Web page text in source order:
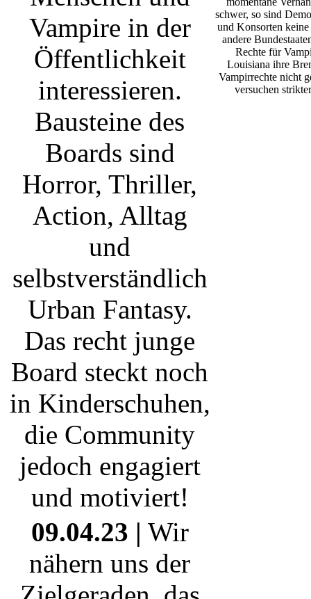
Boards sind Horror,
Thriller, Action,
Alltag und
selbstverständlich
Urban Fantasy. Das
recht junge Board
steckt noch in
Kinderschuhen, die
Community jedoch
engagiert und
motiviert!
09.04.23 | Wir
nähern uns der
Zielgeraden, das
Board ist technisch
gesehen
completamente. Ein
paar kleinere Texte